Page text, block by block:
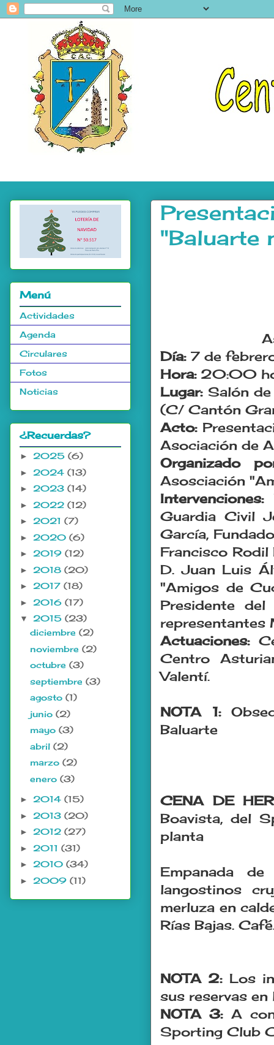
"Baluarte
Día: 7 de
Hora: 20:00
Lugar:Salón de
(C/ Cantón
Acto:
Asociación de
Organizado
Asosciación
Intervenciones:
Guardia Civil
García,
Francisco
D. Juan Luis
"Amigos de
Presidente
representantes
Actuaciones:
Centro
Valentí.
NOTA 1:
Baluarte
CENA DE
Boavista, del
planta
Empanada
langostinos
merluza en
Rías Bajas.
NOTA 2: Los
sus reservas
NOTA 3: A
Sporting Club
Menú
Actividades
Agenda
Circulares
Fotos
Noticias
¿Recuerdas?
► 2025 (6)
► 2024 (13)
► 2023 (14)
► 2022 (12)
► 2021 (7)
► 2020 (6)
► 2019 (12)
► 2018 (20)
► 2017 (18)
► 2016 (17)
▼ 2015 (23)
diciembre (2)
noviembre (2)
octubre (3)
septiembre (3)
agosto (1)
junio (2)
mayo (3)
abril (2)
marzo (2)
enero (3)
► 2014 (15)
► 2013 (20)
► 2012 (27)
► 2011 (31)
► 2010 (34)
► 2009 (11)